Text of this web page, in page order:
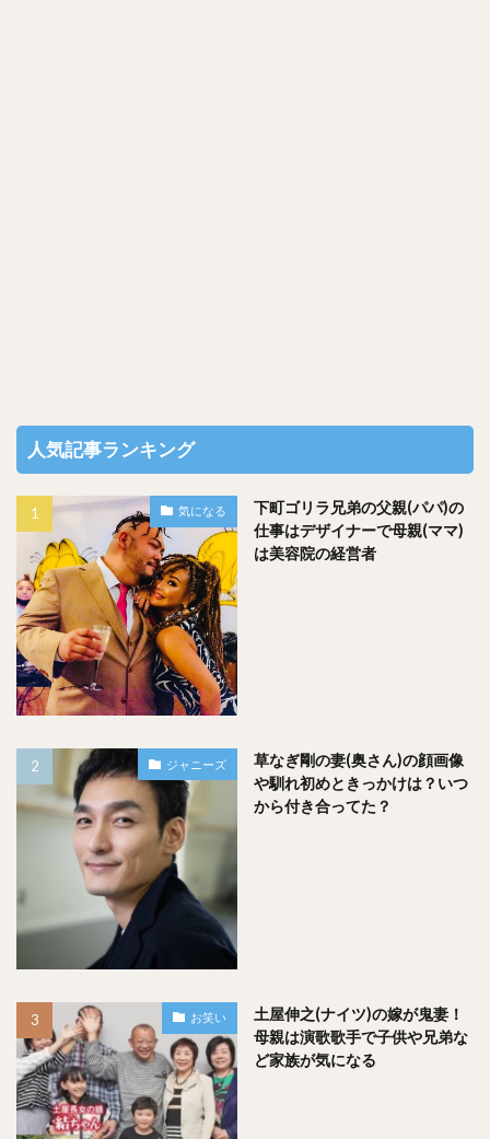
人気記事ランキング
気になる
下町ゴリラ兄弟の父親(パパ)の
仕事はデザイナーで母親(ママ)
は美容院の経営者
ジャニーズ
草なぎ剛の妻(奥さん)の顔画像
や馴れ初めときっかけは？いつ
から付き合ってた？
お笑い
土屋伸之(ナイツ)の嫁が鬼妻！
母親は演歌歌手で子供や兄弟な
ど家族が気になる